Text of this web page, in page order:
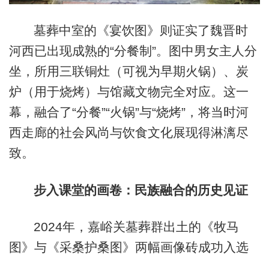
墓葬中室的《宴饮图》则证实了魏晋时
河西已出现成熟的“分餐制”。图中男女主人分
坐，所用三联铜灶（可视为早期火锅）、炭
炉（用于烧烤）与馆藏文物完全对应。这一
幕，融合了“分餐”“火锅”与“烧烤”，将当时河
西走廊的社会风尚与饮食文化展现得淋漓尽
致。
步入课堂的画卷：民族融合的历史见证
2024年，嘉峪关墓葬群出土的《牧马
图》与《采桑护桑图》两幅画像砖成功入选